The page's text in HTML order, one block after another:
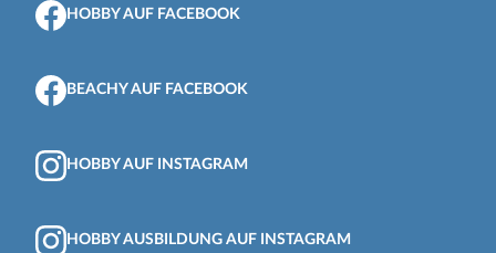
HOBBY AUF FACEBOOK
BEACHY AUF FACEBOOK
HOBBY AUF INSTAGRAM
HOBBY AUSBILDUNG AUF INSTAGRAM